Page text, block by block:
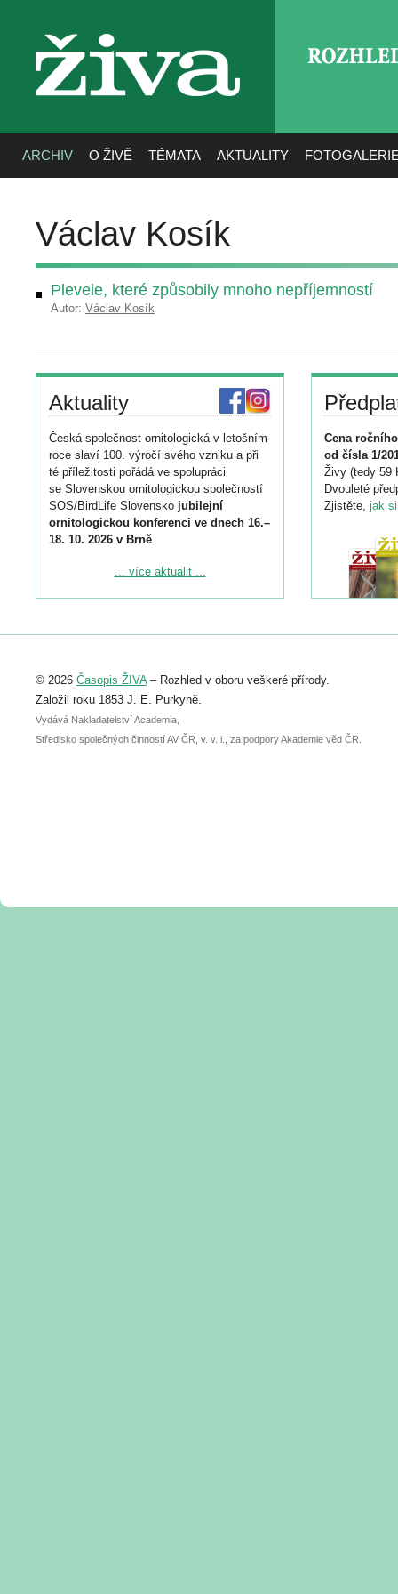
živa
ARCHIV O ŽIVĚ TÉMATA AKTUALITY
Václav Kosík
Plevele, které způsobily mnoho nepříjemností
Autor: Václav Kosík
Aktuality
Česká společnost ornitologická v letošním
roce slaví 100. výročí svého vzniku a při
té příležitosti pořádá ve spolupráci
se Slovenskou ornitologickou společností
SOS/BirdLife Slovensko jubilejní
ornitologickou konferenci ve dnech 16.–
18. 10. 2026 v Brně.
Podrobnější informace ke konferenci
Registrovat se můžete do 6. září.
abstraktu přihlášené přednášky nebo
posteru je už 30. června.
... více aktualit ...
Cena
od čísla 1/
Živy (tedy 59
Dvouleté
Zjistěte, jak
© 2026 Časopis ŽIVA– Rozhled v oboru veškeré přírody.
Založil roku 1853 J. E. Purkyně.
Vydává Nakladatelství Academia,
Středisko společných činností AV ČR, v. v. i., za podpory Akademie věd ČR.